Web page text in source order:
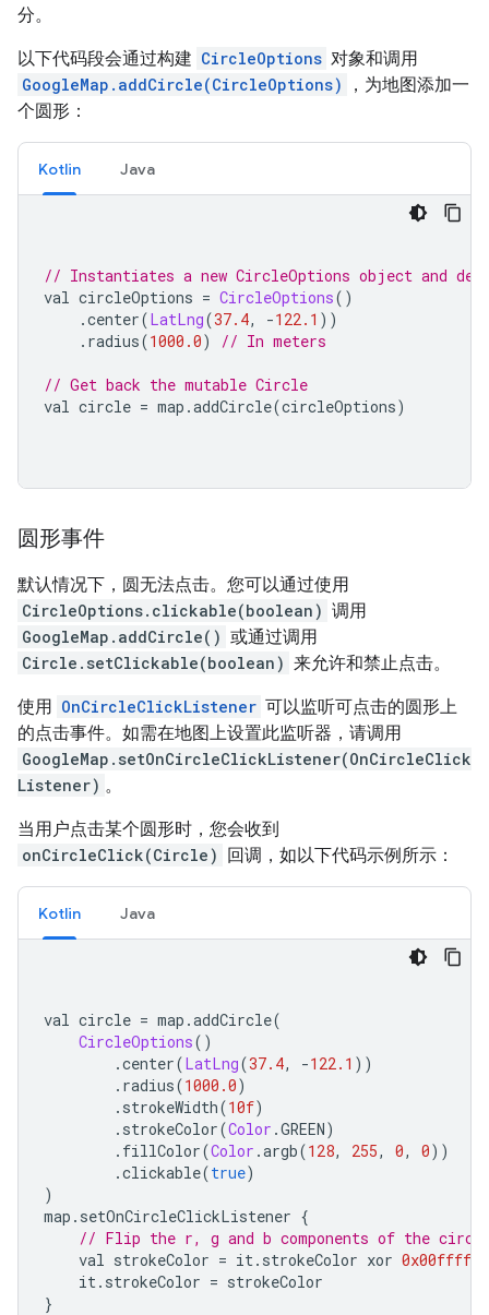
分。
以下代码段会通过构建 CircleOptions 对象和调用
GoogleMap.addCircle(CircleOptions)
，为地图添加一
个圆形：
Kotlin Java
// Instantiates a new CircleOptions object and
val circleOptions = CircleOptions()
.center(LatLng(37.4, -122.1 ))
. radius(1000.0) // In meters
// Get back the mutable Circle
val circle = map .addCircle(circleOptions)
圆形事件
默认情况下，圆无法点击。您可以通过使用
CircleOptions.clickable(boolean) 调用
GoogleMap.addCircle() 或通过调用
Circle.setClickable(boolean) 来允许和禁止点击。
使用 OnCircleClickListener 可以监听可点击的圆形上
的点击事件。如需在地图上设置此监听器，请调用
GoogleMap.setOnCircleClickListener(OnCircleClick
Listener) 。
当用户点击某个圆形时，您会收到
onCircleClick(Circle) 回调，如以下代码示例所示：
Kotlin Java
val circle = map .addCircle(
CircleOptions()
.center(LatLng(37.4, -122.1 ))
. radius(1000.0)
. strokeWidth(10f)
. strokeColor(Color .GREEN)
. fillColor(Color .argb(128, 255, 0, 0))
.clickable(true)
)
map . setOnCircleClickListener {
// Flip the r, g and b components of the
val strokeColor = it . strokeColor xor 0x00ffffff
it . strokeColor = strokeColor
}